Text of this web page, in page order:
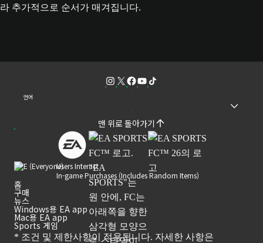
라 추가적으로 순서가 매겨집니다.
언어
맨 위로 돌아가기
Users Interact
In-game Purchases (Includes Random Items)
홈
구매
뉴스
Windows용 EA app
Mac용 EA app
Sports 게임
* 조건 및 제한사항이 적용됩니다. 자세한 사항은